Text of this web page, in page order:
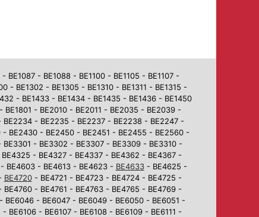
- BE1088 - BE1100 - BE1105 - BE1107 -
- BE1302 - BE1305 - BE1310 - BE1311 - BE1315 -
- BE1433 - BE1434 - BE1435 - BE1436 - BE1450
- BE2010 - BE2011 - BE2035 - BE2039 -
- BE2235 - BE2237 - BE2238 - BE2247 -
BE2430 - BE2450 - BE2451 - BE2455 - BE2560 -
- BE3302 - BE3307 - BE3309 - BE3310 -
- BE4327 - BE4337 - BE4362 - BE4367 -
BE4603 - BE4613 - BE4623 - BE4633- BE4625 -
BE4720- BE4721 - BE4723 - BE4724 - BE4725 -
- BE4761 - BE4763 - BE4765 - BE4769 -
- BE6047 - BE6049 - BE6050 - BE6051 -
- BE6107 - BE6108 - BE6109 - BE6111 -